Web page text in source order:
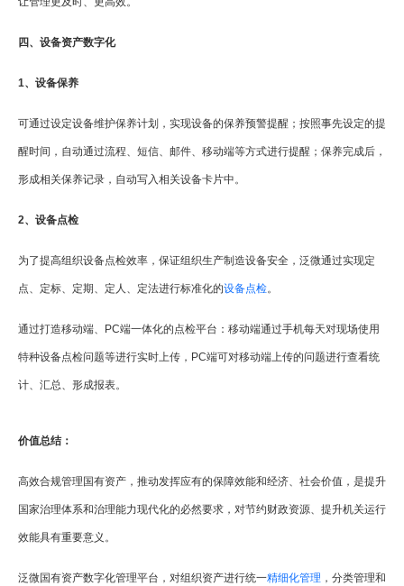
四、设备资产数字化
1、设备保养
可通过设定设备维护保养计划，实现设备的保养预警提醒；按照事先设定的提
醒时间，自动通过流程、短信、邮件、移动端等方式进行提醒；保养完成后，
形成相关保养记录，自动写入相关设备卡片中。
2、设备点检
为了提高组织设备点检效率，保证组织生产制造设备安全，泛微通过实现定
点、定标、定期、定人、定法进行标准化的设备点检。
通过打造移动端、PC端一体化的点检平台：移动端通过手机每天对现场使用
特种设备点检问题等进行实时上传，PC端可对移动端上传的问题进行查看统
计、汇总、形成报表。
价值总结：
高效合规管理国有资产，推动发挥应有的保障效能和经济、社会价值，是提升
国家治理体系和治理能力现代化的必然要求，对节约财政资源、提升机关运行
效能具有重要意义。
泛微国有资产数字化管理平台，对组织资产进行统一精细化管理 ，分类管理和